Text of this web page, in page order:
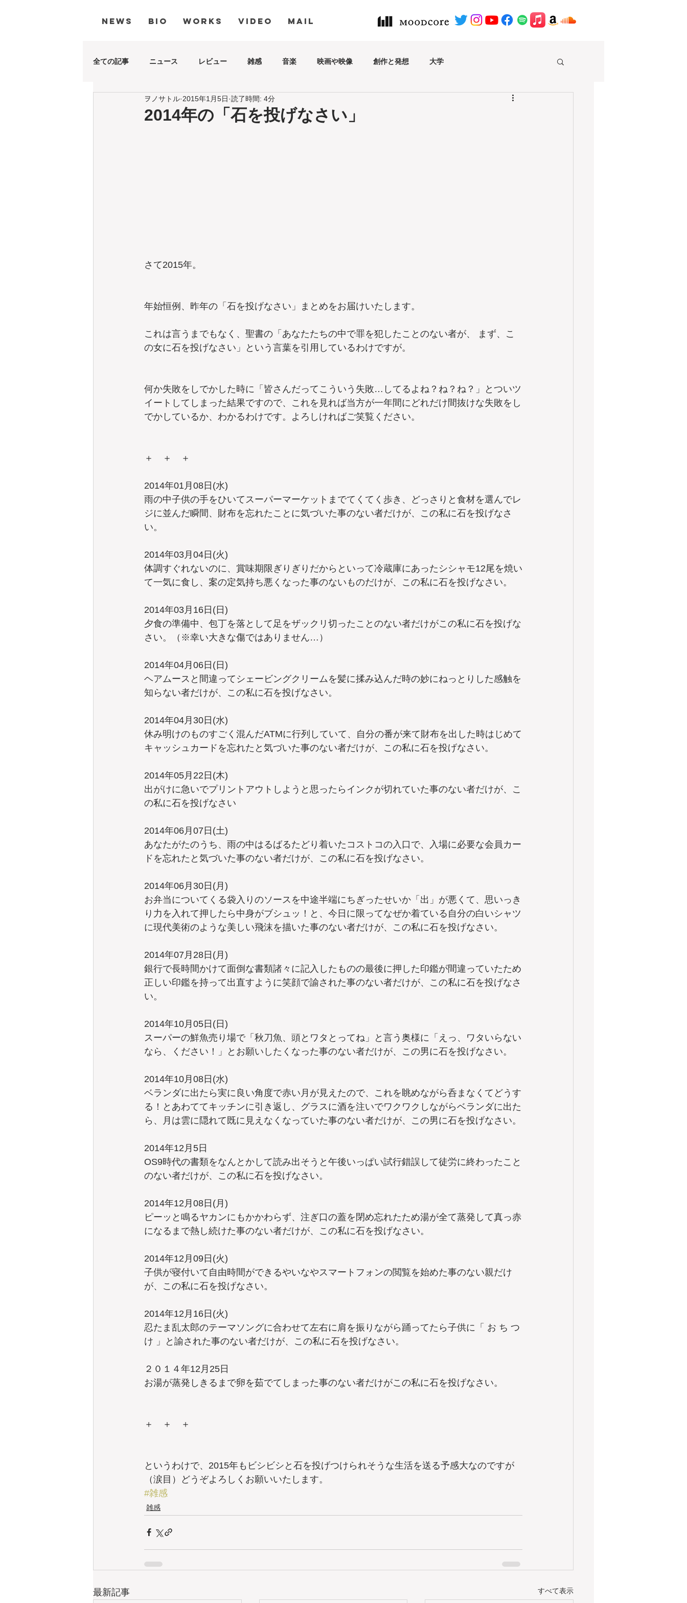
NEWS BIO WORKS VIDEO MAIL
全ての記事 ニュース レビュー 雑感 音楽 映画や映像 創作と発想 大学
2014年の「石を投げなさい」
ヲノサトル 2015年1月5日 読了時間: 4分
さて2015年。
年始恒例、昨年の「石を投げなさい」まとめをお届けいたします。
これは言うまでもなく、聖書の「あなたたちの中で罪を犯したことのない者が、 まず、こ
の女に石を投げなさい」という言葉を引用しているわけですが。
何か失敗をしでかした時に「皆さんだってこういう失敗…してるよね？ね？ね？」とついツ
イートしてしまった結果ですので、これを見れば当方が一年間にどれだけ間抜けな失敗をし
でかしているか、わかるわけです。よろしければご笑覧ください。
＋　＋　＋
2014年01月08日(水)
雨の中子供の手をひいてスーパーマーケットまでてくてく歩き、どっさりと食材を選んでレ
ジに並んだ瞬間、財布を忘れたことに気づいた事のない者だけが、この私に石を投げなさ
い。
2014年03月04日(火)
体調すぐれないのに、賞味期限ぎりぎりだからといって冷蔵庫にあったシシャモ12尾を焼い
て一気に食し、案の定気持ち悪くなった事のないものだけが、この私に石を投げなさい。
2014年03月16日(日)
夕食の準備中、包丁を落として足をザックリ切ったことのない者だけがこの私に石を投げな
さい。（※幸い大きな傷ではありません…）
2014年04月06日(日)
ヘアムースと間違ってシェービングクリームを髪に揉み込んだ時の妙にねっとりした感触を
知らない者だけが、この私に石を投げなさい。
2014年04月30日(水)
休み明けのものすごく混んだATMに行列していて、自分の番が来て財布を出した時はじめて
キャッシュカードを忘れたと気づいた事のない者だけが、この私に石を投げなさい。
2014年05月22日(木)
出がけに急いでプリントアウトしようと思ったらインクが切れていた事のない者だけが、こ
の私に石を投げなさい
2014年06月07日(土)
あなたがたのうち、雨の中はるばるたどり着いたコストコの入口で、入場に必要な会員カー
ドを忘れたと気づいた事のない者だけが、この私に石を投げなさい。
2014年06月30日(月)
お弁当についてくる袋入りのソースを中途半端にちぎったせいか「出」が悪くて、思いっき
り力を入れて押したら中身がブシュッ！と、今日に限ってなぜか着ている自分の白いシャツ
に現代美術のような美しい飛沫を描いた事のない者だけが、この私に石を投げなさい。
2014年07月28日(月)
銀行で長時間かけて面倒な書類諸々に記入したものの最後に押した印鑑が間違っていたため
正しい印鑑を持って出直すように笑顔で諭された事のない者だけが、この私に石を投げなさ
い。
2014年10月05日(日)
スーパーの鮮魚売り場で「秋刀魚、頭とワタとってね」と言う奥様に「えっ、ワタいらない
なら、ください！」とお願いしたくなった事のない者だけが、この男に石を投げなさい。
2014年10月08日(水)
ベランダに出たら実に良い角度で赤い月が見えたので、これを眺めながら呑まなくてどうす
る！とあわててキッチンに引き返し、グラスに酒を注いでワクワクしながらベランダに出た
ら、月は雲に隠れて既に見えなくなっていた事のない者だけが、この男に石を投げなさい。
2014年12月5日
OS9時代の書類をなんとかして読み出そうと午後いっぱい試行錯誤して徒労に終わったこと
のない者だけが、この私に石を投げなさい。
2014年12月08日(月)
ピーッと鳴るヤカンにもかかわらず、注ぎ口の蓋を閉め忘れたため湯が全て蒸発して真っ赤
になるまで熱し続けた事のない者だけが、この私に石を投げなさい。
2014年12月09日(火)
子供が寝付いて自由時間ができるやいなやスマートフォンの閲覧を始めた事のない親だけ
が、この私に石を投げなさい。
2014年12月16日(火)
忍たま乱太郎のテーマソングに合わせて左右に肩を振りながら踊ってたら子供に「 お ち つ
け 」と諭された事のない者だけが、この私に石を投げなさい。
２０１４年12月25日
お湯が蒸発しきるまで卵を茹でてしまった事のない者だけがこの私に石を投げなさい。
＋　＋　＋
というわけで、2015年もビシビシと石を投げつけられそうな生活を送る予感大なのですが
（涙目）どうぞよろしくお願いいたします。
#雑感
雑感
最新記事 すべて表示